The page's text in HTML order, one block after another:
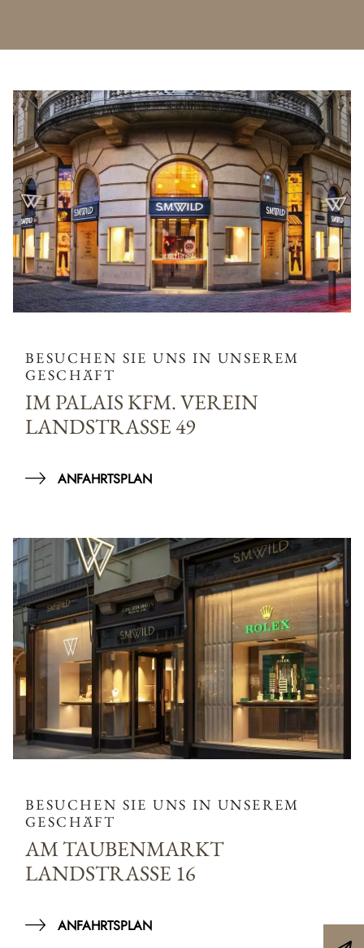
BESUCHEN SIE UNS IN UNSEREM
GESCHÄFT
IM PALAIS KFM. VEREIN
LANDSTRASSE 49
ANFAHRTSPLAN
BESUCHEN SIE UNS IN UNSEREM
GESCHÄFT
AM TAUBENMARKT
LANDSTRASSE 16
ANFAHRTSPLAN